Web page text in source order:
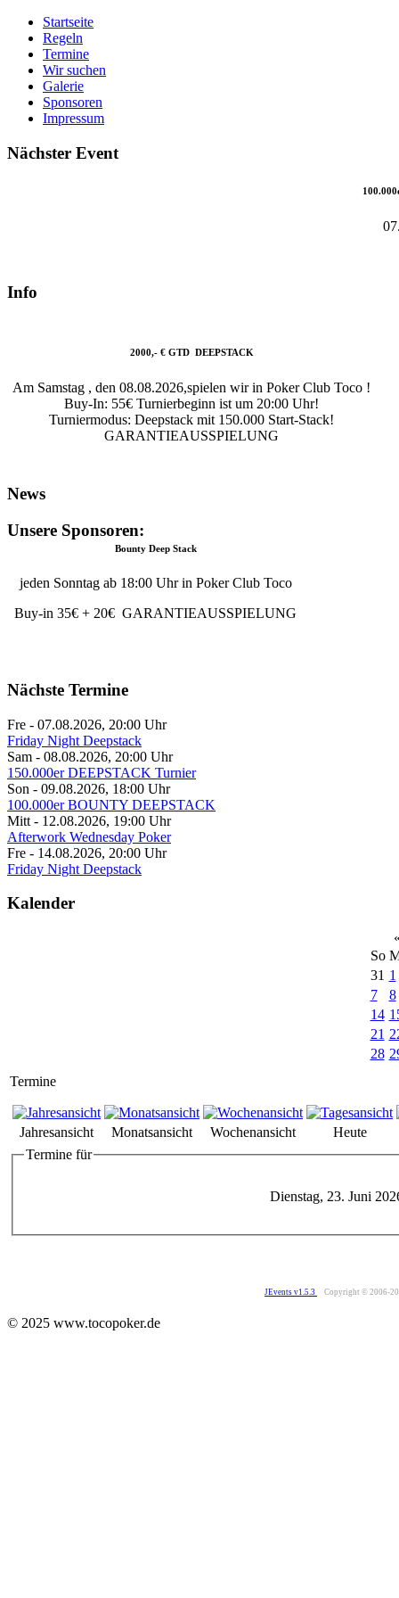
Startseite
Regeln
Termine
Wir suchen
Galerie
Sponsoren
Impressum
Nächster Event
Info
2000,- € GTD DEEPSTACK
Am Samstag , den 08.08.2026,spielen wir in Poker Club Toco !
Buy-In: 55€ Turnierbeginn ist um 20:00 Uhr!
Turniermodus: Deepstack mit 150.000 Start-Stack!
GARANTIEAUSSPIELUNG
News
Bounty Deep Stack
jeden Sonntag ab 18:00 Uhr in Poker Club Toco
Buy-in 35€ + 20€ GARANTIEAUSSPIELUNG
Unsere Sponsoren:
Nächste Termine
Fre - 07.08.2026, 20:00 Uhr
Friday Night Deepstack
Sam - 08.08.2026, 20:00 Uhr
150.000er DEEPSTACK Turnier
Son - 09.08.2026, 18:00 Uhr
100.000er BOUNTY DEEPSTACK
Mitt - 12.08.2026, 19:00 Uhr
Afterwork Wednesday Poker
Fre - 14.08.2026, 20:00 Uhr
Friday Night Deepstack
Kalender
So
31 1
7
8
14
21
28
Termine
Jahresansicht Monatsansicht Wochenansicht
Heute
Termine für
Dienstag, 23. Juni
JEvents v1.5.3 Copyright © 2006-
© 2025 www.tocopoker.de